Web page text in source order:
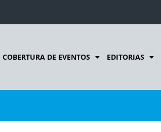
COBERTURA DE EVENTOS EDITORIAS